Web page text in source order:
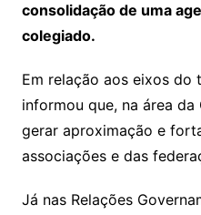
consolidação de uma
colegiado.
Em relação aos eixos do
informou que, na área
gerar aproximação e
associações e das
Já nas Relações